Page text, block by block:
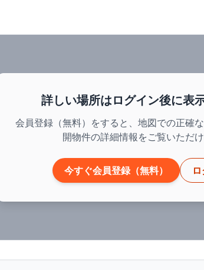
詳しい場所はログイン後に表
会員登録（無料）をすると、地図での正確
開物件の詳細情報をご覧いただけ
今すぐ会員登録（無料）